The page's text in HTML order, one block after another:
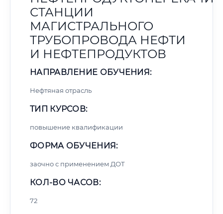
СТАНЦИИ
МАГИСТРАЛЬНОГО
ТРУБОПРОВОДА НЕФТИ
И НЕФТЕПРОДУКТОВ
НАПРАВЛЕНИЕ ОБУЧЕНИЯ:
Нефтяная отрасль
ТИП КУРСОВ:
повышение квалификации
ФОРМА ОБУЧЕНИЯ:
заочно с применением ДОТ
КОЛ-ВО ЧАСОВ:
72